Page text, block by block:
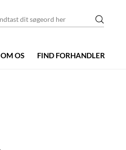
OM OS FIND FORHANDLER